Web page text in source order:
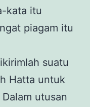
kata itu
piagam itu
suatu
Hatta untuk
utusan